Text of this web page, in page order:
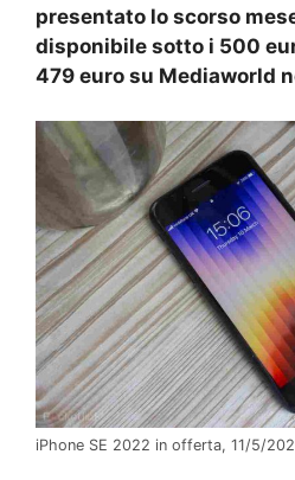
presentato lo scorso
disponibile sotto i 500
479 euro su Mediaworld
iPhone SE 2022 in offerta, 11/5/